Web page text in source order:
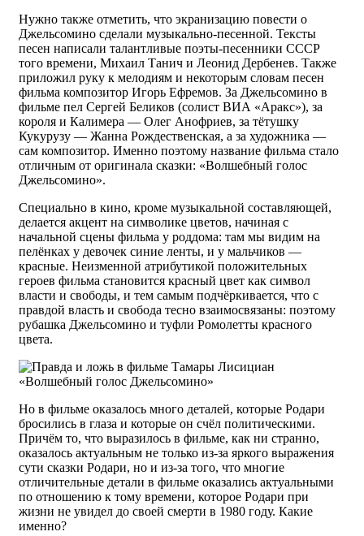
Нужно также отметить, что экранизацию повести о
Джельсомино сделали музыкально-песенной. Тексты
песен написали талантливые поэты-песенники СССР
того времени, Михаил Танич и Леонид Дербенев. Также
приложил руку к мелодиям и некоторым словам песен
фильма композитор Игорь Ефремов. За Джельсомино в
фильме пел Сергей Беликов (солист ВИА «Аракс»), за
короля и Калимера — Олег Анофриев, за тётушку
Кукурузу — Жанна Рождественская, а за художника —
сам композитор. Именно поэтому название фильма стало
отличным от оригинала сказки: «Волшебный голос
Джельсомино».
Специально в кино, кроме музыкальной составляющей,
делается акцент на символике цветов, начиная с
начальной сцены фильма у роддома: там мы видим на
пелёнках у девочек синие ленты, и у мальчиков —
красные. Неизменной атрибутикой положительных
героев фильма становится красный цвет как символ
власти и свободы, и тем самым подчёркивается, что с
правдой власть и свобода тесно взаимосвязаны: поэтому
рубашка Джельсомино и туфли Ромолетты красного
цвета.
Но в фильме оказалось много деталей, которые Родари
бросились в глаза и которые он счёл политическими.
Причём то, что выразилось в фильме, как ни странно,
оказалось актуальным не только из-за яркого выражения
сути сказки Родари, но и из-за того, что многие
отличительные детали в фильме оказались актуальными
по отношению к тому времени, которое Родари при
жизни не увидел до своей смерти в 1980 году. Какие
именно?